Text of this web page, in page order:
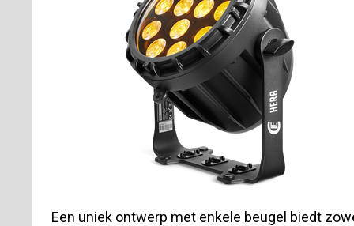
Een uniek ontwerp met enkele beugel biedt